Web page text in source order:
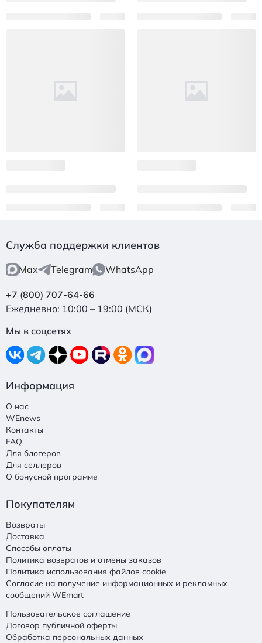
Служба поддержки клиентов
Max Telegram WhatsApp
+7 (800) 707-64-66
Ежедневно: 10:00 – 19:00 (МСК)
Мы в соцсетях
Информация
О нас
WEnews
Контакты
FAQ
Для блогеров
Для селлеров
О бонусной программе
Покупателям
Возвраты
Доставка
Способы оплаты
Политика возвратов и отмены заказов
Политика использования файлов cookie
Согласие на получение информационных и рекламных
сообщений WEmart
Пользовательское соглашение
Договор публичной оферты
Обработка персональных данных